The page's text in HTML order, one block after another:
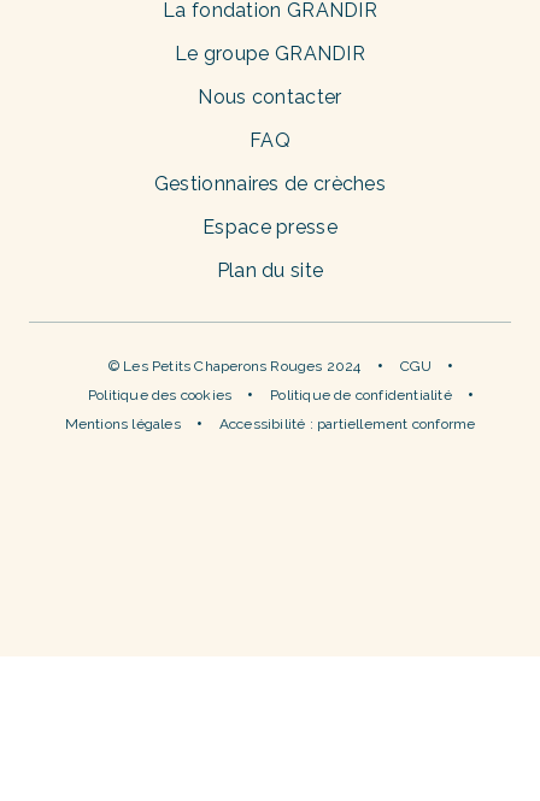
La fondation GRANDIR
Le groupe GRANDIR
Nous contacter
FAQ
Gestionnaires de crèches
Espace presse
Plan du site
© Les Petits Chaperons Rouges 2024
CGU
Politique des cookies
Politique de confidentialité
Mentions légales
Accessibilité : partiellement conforme